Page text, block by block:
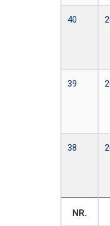
40
39
38
NR.